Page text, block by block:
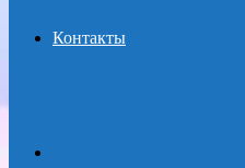
Контакты